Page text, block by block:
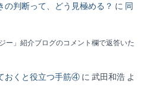
の判断って、どう見極める？ に 同
ー」紹介ブログのコメント欄で返答いた
おくと役立つ手筋④ に 武田和浩 よ